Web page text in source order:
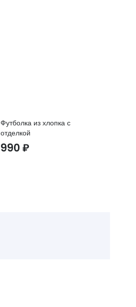
Футболка из хлопка с
отделкой
990 ₽